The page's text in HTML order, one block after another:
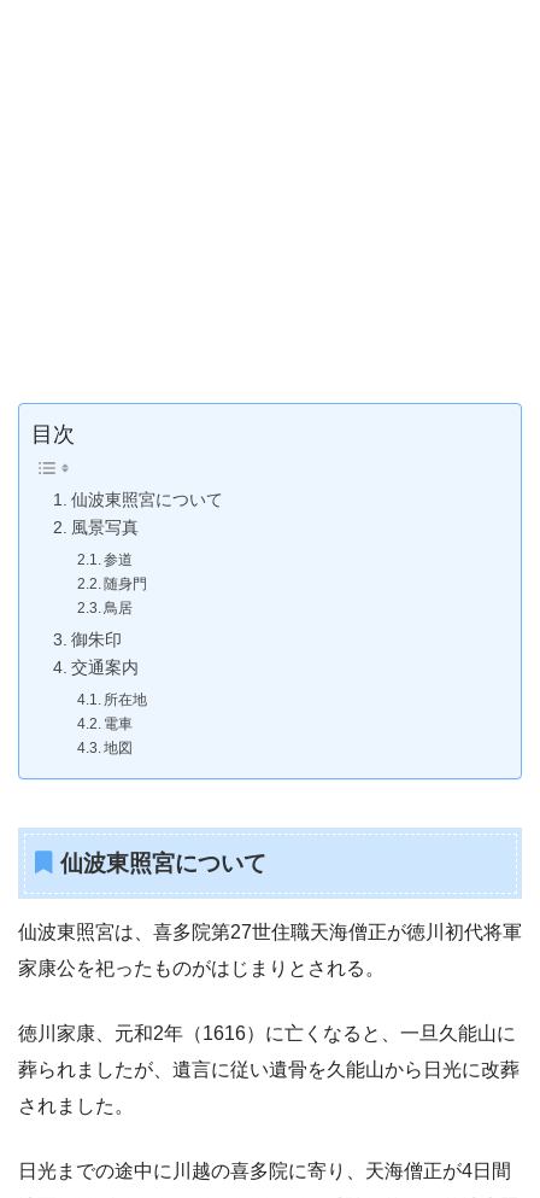
目次
仙波東照宮について
風景写真
参道
随身門
鳥居
御朱印
交通案内
所在地
電車
地図
仙波東照宮について
仙波東照宮は、喜多院第27世住職天海僧正が徳川初代将軍
家康公を祀ったものがはじまりとされる。
徳川家康、元和2年（1616）に亡くなると、一旦久能山に
葬られましたが、遺言に従い遺骨を久能山から日光に改葬
されました。
日光までの途中に川越の喜多院に寄り、天海僧正が4日間